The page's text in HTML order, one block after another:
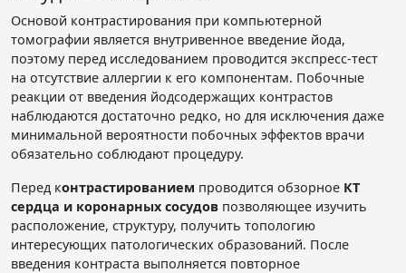
Основой контрастирования при компьютерной
томографии является внутривенное введение йода,
поэтому перед исследованием проводится экспресс-тест
на отсутствие аллергии к его компонентам. Побочные
реакции от введения йодсодержащих контрастов
наблюдаются достаточно редко, но для исключения даже
минимальной вероятности побочных эффектов врачи
обязательно соблюдают процедуру.
Перед контрастированием проводится обзорное КТ
сердца и коронарных сосудов позволяющее изучить
расположение, структуру, получить топологию
интересующих патологических образований. После
введения контраста выполняется повторное